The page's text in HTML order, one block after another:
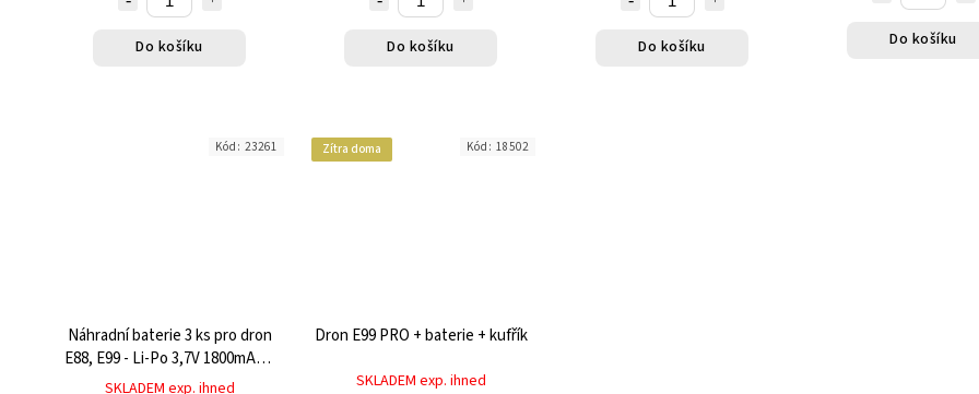
Do košíku Do košíku Do košíku Do košíku
Náhradní baterie 3 ks pro dron
E88, E99 - Li-Po 3,7V 1800mAh s
výdrží až 15 minut letu
SKLADEM exp. ihned
Kód: 23261 Zítra doma
Dron E99 PRO + baterie + kufřík
SKLADEM exp. ihned
Kód: 18502